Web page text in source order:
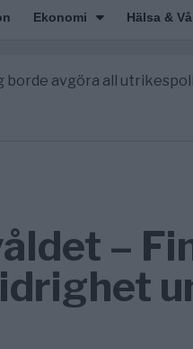
Ekonomi Hälsa &
borde avgöra all
–